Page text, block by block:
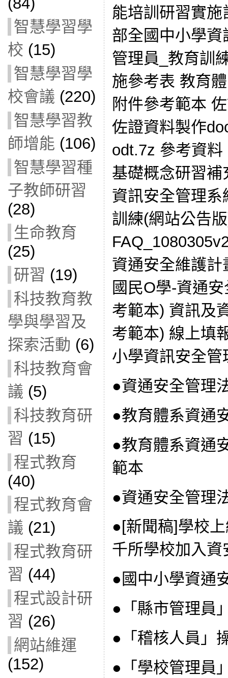
智慧學習學
校 (15)
智慧學習學
校會議 (220)
智慧學習教
師增能 (106)
智慧學習種
子教師研習
(28)
生命教育
(25)
研習 (19)
科技教育教
學與學習及
探索活動 (6)
科技教育會
議 (5)
科技教育研
習 (15)
程式教育
(40)
程式教育會
議 (21)
程式教育研
習 (44)
程式設計研
習 (26)
網站維運
(152)
能培訓研習實
部全國中小學
管理員_教育訓
施參考表 教育
附件參考範本
佐證資料製作
odt.7z 參考資
基礎概念研習
資訊安全管理
訓練(網站公告
資通安全維護
國民O學-資通
考範本) 資訊及
考範本) 線上填
小學資訊安全
●資通安全管理
●教育體系資通
●教育體系資通
範本
●資通安全管理
●[新聞稿]學校
千所學校加入資
●國中小學資通
●「縣市管理員
●「稽核人員」
●「學校管理員